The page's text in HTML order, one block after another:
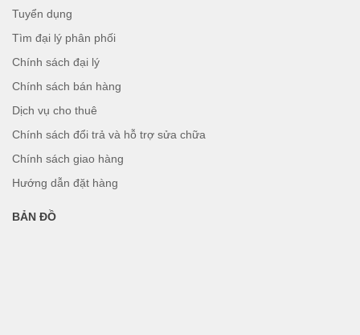
Tuyển dụng
Tìm đại lý phân phối
Chính sách đại lý
Chính sách bán hàng
Dịch vụ cho thuê
Chính sách đổi trả và hỗ trợ sửa chữa
Chính sách giao hàng
Hướng dẫn đặt hàng
BẢN ĐỒ